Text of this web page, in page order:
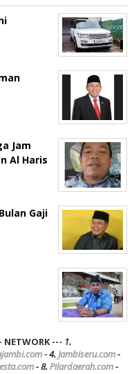
Jam
Al Haris
Gaji
NETWORK --- 1.
- 4.Jambiseru.com-
- 8.Pilardaerah.com-